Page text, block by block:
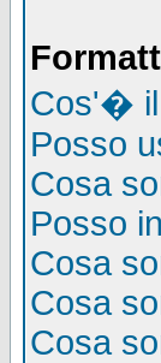
Cos'� il
Posso
Cosa
Posso
Cosa
Cosa
Cosa